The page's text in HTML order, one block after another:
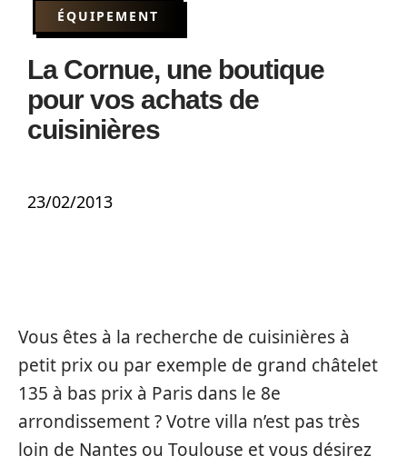
ÉQUIPEMENT
La Cornue, une boutique
pour vos achats de
cuisinières
23/02/2013
Vous êtes à la recherche de cuisinières à
petit prix ou par exemple de grand châtelet
135 à bas prix à Paris dans le 8e
arrondissement ? Votre villa n’est pas très
loin de Nantes ou Toulouse et vous désirez